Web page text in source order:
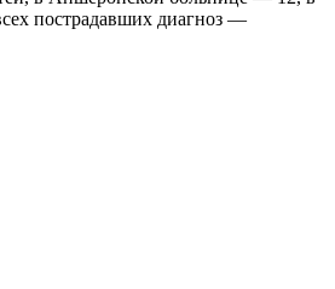
пострадавших диагноз —